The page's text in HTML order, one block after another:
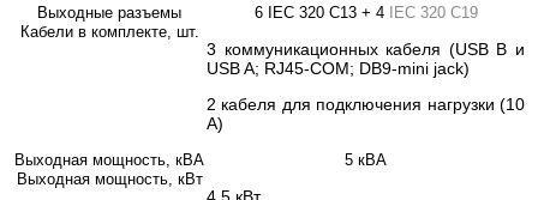
Выходные разъемы 6 IEC 320 C13 + 4
IEC 320 C19
Кабели в комплекте, шт.
3 коммуникационных кабеля (USB B и
USB A; RJ45-COM; DB9-mini jack)
2 кабеля для подключения нагрузки (10
А)
Выходная мощность, кВА
5 кВА
Выходная мощность, кВт